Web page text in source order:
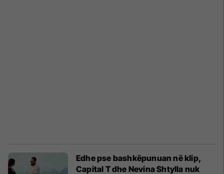
Edhe pse bashkëpunuan në klip,
Capital T dhe Nevina Shtylla nuk